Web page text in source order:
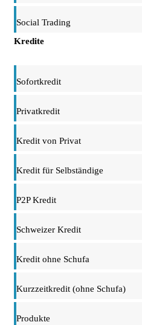
Social Trading
Kredite
Sofortkredit
Privatkredit
Kredit von Privat
Kredit für Selbständige
P2P Kredit
Schweizer Kredit
Kredit ohne Schufa
Kurzzeitkredit (ohne Schufa)
Produkte